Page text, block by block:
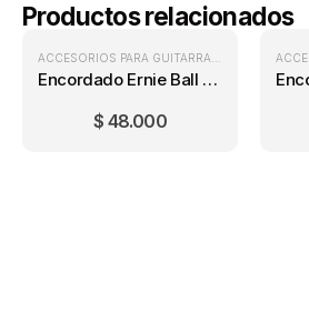
Productos relacionados
Encordado Ernie Ball Earthwood 2004 (11-52)
$ 48.000